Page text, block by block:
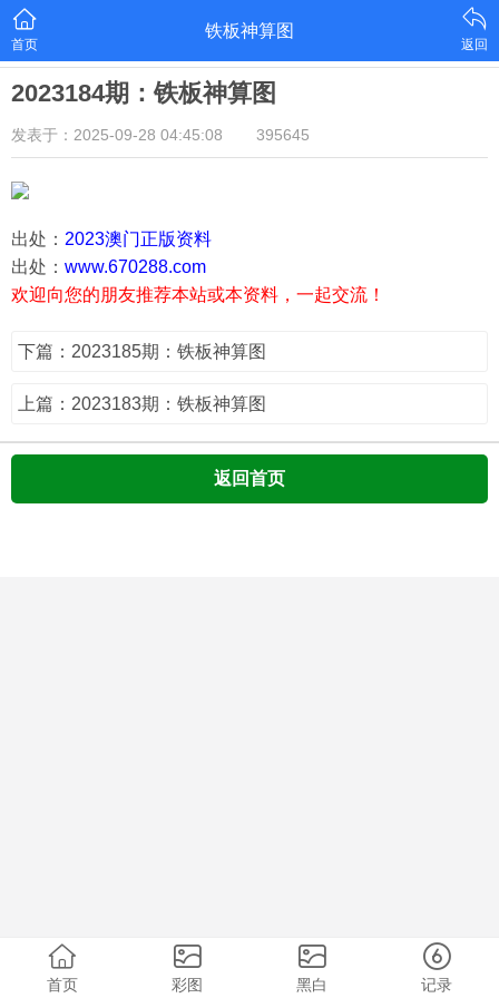
首页
铁板神算图
返回
2023184期：铁板神算图
发表于：2025-09-28 04:45:08 395645
出处： 2023澳门正版资料
出处： www.670288.com
欢迎向您的朋友推荐本站或本资料，一起交流！
下篇：2023185期：铁板神算图
上篇：2023183期：铁板神算图
返回首页
首页 彩图 黑白 记录